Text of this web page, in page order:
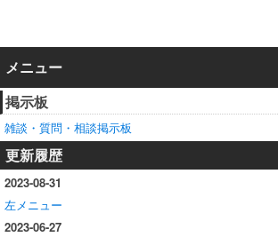
メニュー
掲示板
雑談・質問・相談掲示板
更新履歴
2023-08-31
左メニュー
2023-06-27